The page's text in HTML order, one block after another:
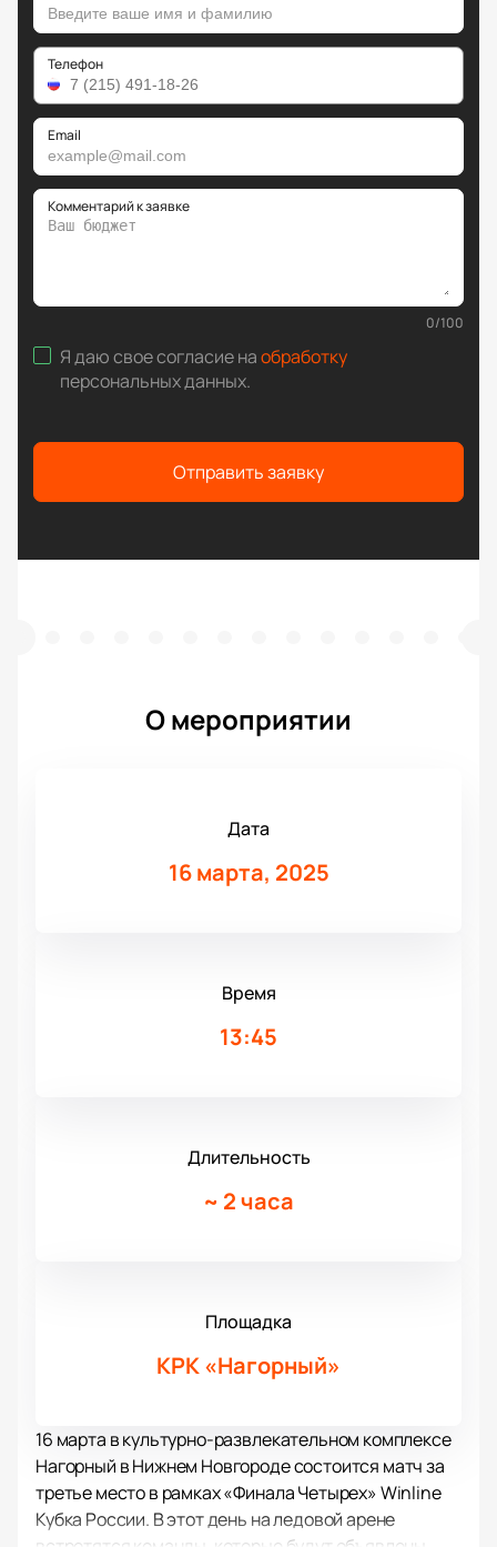
Телефон
Email
Комментарий к заявке
0/100
Я даю свое согласие наобработку
персональных данных.
Отправить заявку
О мероприятии
Дата
16 марта, 2025
Время
13:45
Длительность
~ 2 часа
Площадка
КРК «Нагорный»
16 марта в культурно-развлекательном комплексе
Нагорный в Нижнем Новгороде состоится матч за
третье место в рамках «Финала Четырех» Winline
Кубка России. В этот день на ледовой арене